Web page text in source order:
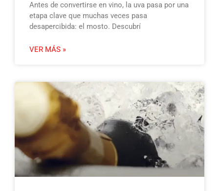
Antes de convertirse en vino, la uva pasa por una
etapa clave que muchas veces pasa
desapercibida: el mosto. Descubrí
VER MÁS »